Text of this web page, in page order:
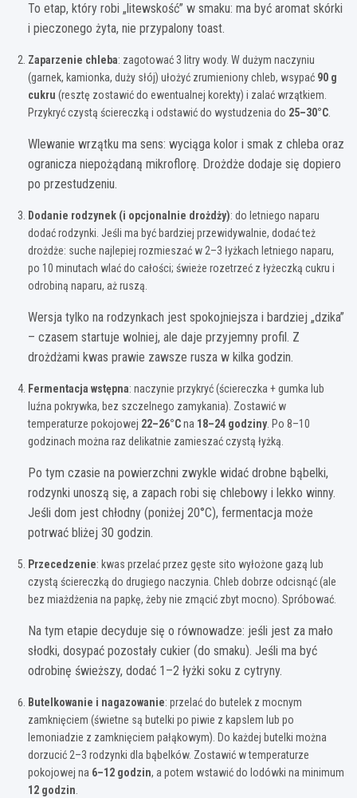
To etap, który robi „litewskość” w smaku: ma być aromat skórki
i pieczonego żyta, nie przypalony toast.
Zaparzenie chleba: zagotować 3 litry wody. W dużym naczyniu
(garnek, kamionka, duży słój) ułożyć zrumieniony chleb, wsypać 90 g
cukru (resztę zostawić do ewentualnej korekty) i zalać wrzątkiem.
Przykryć czystą ściereczką i odstawić do wystudzenia do 25–30°C.
Wlewanie wrzątku ma sens: wyciąga kolor i smak z chleba oraz
ogranicza niepożądaną mikroflorę. Drożdże dodaje się dopiero
po przestudzeniu.
Dodanie rodzynek (i opcjonalnie drożdży): do letniego naparu
dodać rodzynki. Jeśli ma być bardziej przewidywalnie, dodać też
drożdże: suche najlepiej rozmieszać w 2–3 łyżkach letniego naparu,
po 10 minutach wlać do całości; świeże rozetrzeć z łyżeczką cukru i
odrobiną naparu, aż ruszą.
Wersja tylko na rodzynkach jest spokojniejsza i bardziej „dzika”
– czasem startuje wolniej, ale daje przyjemny profil. Z
drożdżami kwas prawie zawsze rusza w kilka godzin.
Fermentacja wstępna: naczynie przykryć (ściereczka + gumka lub
luźna pokrywka, bez szczelnego zamykania). Zostawić w
temperaturze pokojowej 22–26°Cna 18–24 godziny. Po 8–10
godzinach można raz delikatnie zamieszać czystą łyżką.
Po tym czasie na powierzchni zwykle widać drobne bąbelki,
rodzynki unoszą się, a zapach robi się chlebowy i lekko winny.
Jeśli dom jest chłodny (poniżej 20°C), fermentacja może
potrwać bliżej 30 godzin.
Przecedzenie: kwas przelać przez gęste sito wyłożone gazą lub
czystą ściereczką do drugiego naczynia. Chleb dobrze odcisnąć (ale
bez miażdżenia na papkę, żeby nie zmącić zbyt mocno). Spróbować.
Na tym etapie decyduje się o równowadze: jeśli jest za mało
słodki, dosypać pozostały cukier (do smaku). Jeśli ma być
odrobinę świeższy, dodać 1–2 łyżki soku z cytryny.
Butelkowanie i nagazowanie: przelać do butelek z mocnym
zamknięciem (świetne są butelki po piwie z kapslem lub po
lemoniadzie z zamknięciem pałąkowym). Do każdej butelki można
dorzucić 2–3 rodzynki dla bąbelków. Zostawić w temperaturze
pokojowej na 6–12 godzin, a potem wstawić do lodówki na minimum
12 godzin.